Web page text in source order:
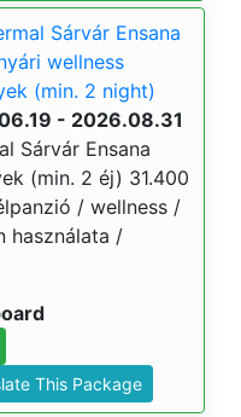
Sárvár Ensana
wellness
(min. 2 night)
- 2026.08.31
Sárvár Ensana
(min. 2 éj) 31.400
/ wellness /
használata /
This Package